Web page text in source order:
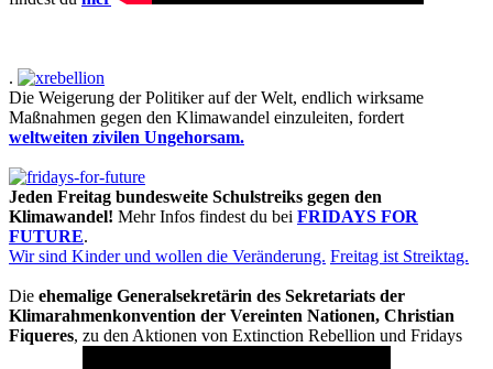
.
Die Weigerung der Politiker auf der Welt, endlich wirksame
Maßnahmen gegen den Klimawandel einzuleiten, fordert
weltweiten zivilen Ungehorsam.
Jeden Freitag bundesweite Schulstreiks gegen den
Klimawandel! Mehr Infos findest du bei FRIDAYS FOR
FUTURE.
Wir sind Kinder und wollen die Veränderung. Freitag ist Streiktag.
Die ehemalige Generalsekretärin des Sekretariats der
Klimarahmenkonvention der Vereinten Nationen, Christian
Fiqueres, zu den Aktionen von Extinction Rebellion und Fridays